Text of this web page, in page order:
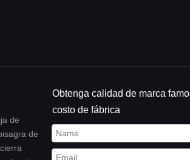
de
de
cierra
Obtenga calidad de marca
costo de fábrica